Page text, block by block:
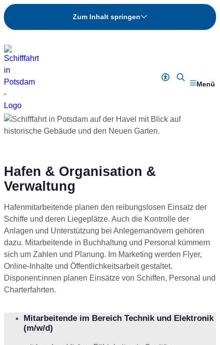
Zum Inhalt springen
Fahrten-
Suche
Menü
Hafen & Organisation &
Verwaltung
Hafenmitarbeitende planen den reibungslosen Einsatz der
Schiffe und deren Liegeplätze. Auch die Kontrolle der
Anlagen und Unterstützung bei Anlegemanövern gehören
dazu. Mitarbeitende in Buchhaltung und Personal kümmern
sich um Zahlen und Planung. Im Marketing werden Flyer,
Online-Inhalte und Öffentlichkeitsarbeit gestaltet.
Disponent:innen planen Einsätze von Schiffen, Personal und
Charterfahrten.
Job
ansehen
Mitarbeitende im Bereich Technik und Elektronik
(m/w/d)